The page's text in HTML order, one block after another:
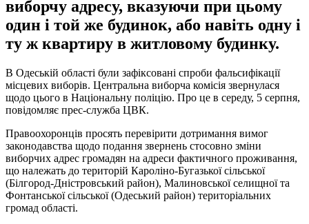
виборчу адресу, вказуючи при цьому
один і той же будинок, або навіть одну і
ту ж квартиру в житловому будинку.
В Одеській області були зафіксовані спроби фальсифікації
місцевих виборів. Центральна виборча комісія звернулася
щодо цього в Національну поліцію. Про це в середу, 5 серпня,
повідомляє прес-служба ЦВК.
Правоохоронців просять перевірити дотримання вимог
законодавства щодо подання звернень стосовно зміни
виборчих адрес громадян на адреси фактичного проживання,
що належать до територій Кароліно-Бугазької сільської
(Білгород-Дністровський район), Малиновської селищної та
Фонтанської сільської (Одеський район) територіальних
громад області.